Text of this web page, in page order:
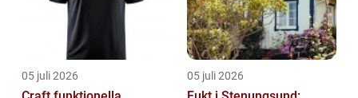
05 juli 2026 05 juli 2026